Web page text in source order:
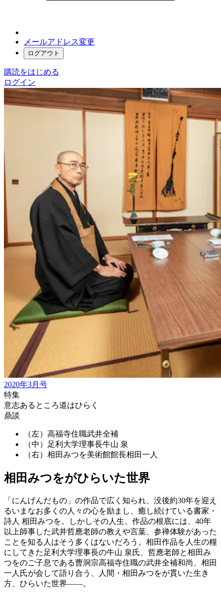
メールアドレス変更
ログアウト
購読をはじめる
ログイン
2020年3月号
特集
意志あるところ道はひらく
鼎談
（左）高福寺住職武井全補
（中）足利大学理事長牛山 泉
（右）相田みつを美術館館長相田一人
相田みつをがひらいた世界
「にんげんだもの」の作品で広く知られ、没後約30年を迎え
るいまなお多くの人々の心を励まし、癒し続けている書家・
詩人 相田みつを。しかしその人生、作品の根底には、40年
以上師事した武井哲應老師の教えや言葉、参禅体験があった
ことを知る人はそう多くはないだろう。相田作品を人生の糧
にしてきた足利大学理事長の牛山 泉氏、哲應老師と相田み
つをのご子息である曹洞宗高福寺住職の武井全補和尚、相田
一人氏が会して語り合う、人間・相田みつをが貫いた生き
方、ひらいた世界——。